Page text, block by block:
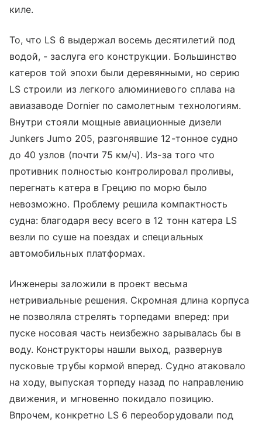
киле.
То, что LS 6 выдержал восемь десятилетий под
водой, - заслуга его конструкции. Большинство
катеров той эпохи были деревянными, но серию
LS строили из легкого алюминиевого сплава на
авиазаводе Dornier по самолетным технологиям.
Внутри стояли мощные авиационные дизели
Junkers Jumo 205, разгонявшие 12-тонное судно
до 40 узлов (почти 75 км/ч). Из-за того что
противник полностью контролировал проливы,
перегнать катера в Грецию по морю было
невозможно. Проблему решила компактность
судна: благодаря весу всего в 12 тонн катера LS
везли по суше на поездах и специальных
автомобильных платформах.
Инженеры заложили в проект весьма
нетривиальные решения. Скромная длина корпуса
не позволяла стрелять торпедами вперед: при
пуске носовая часть неизбежно зарывалась бы в
воду. Конструкторы нашли выход, развернув
пусковые трубы кормой вперед. Судно атаковало
на ходу, выпуская торпеду назад по направлению
движения, и мгновенно покидало позицию.
Впрочем, конкретно LS 6 переоборудовали под